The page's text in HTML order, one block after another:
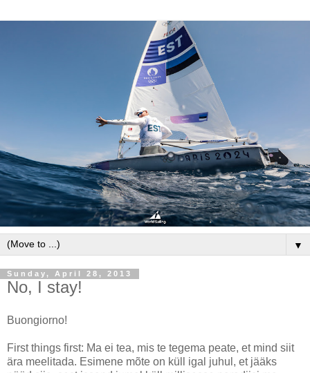
▼
Sunday, April 28, 2013
No, I stay!
Buongiorno!
First things first: Ma ei tea, mis te tegema peate, et mind siit
ära meelitada. Esimene mõte on küll igal juhul, et jääks